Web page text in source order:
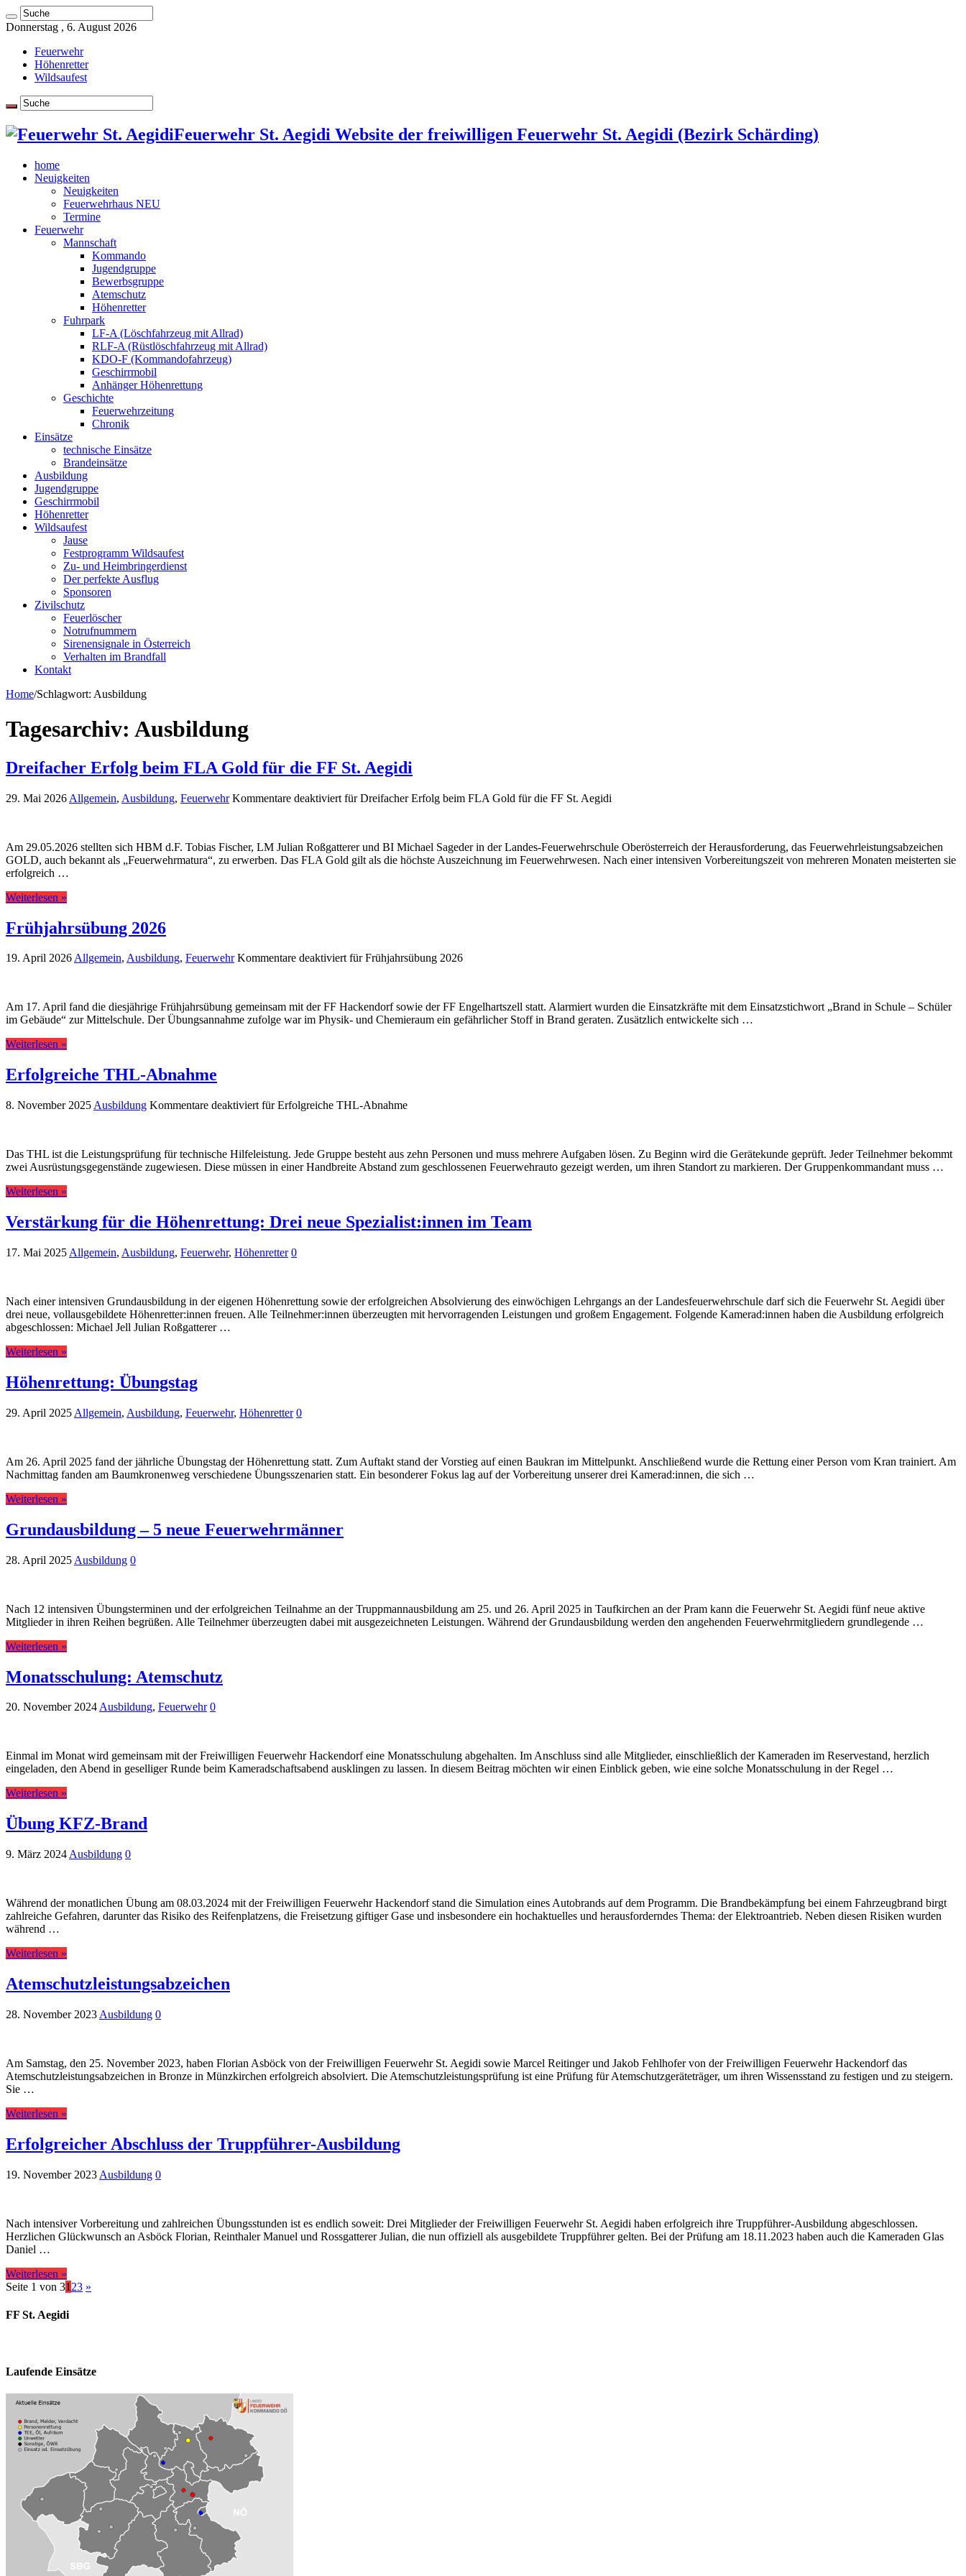
Donnerstag , 6. August 2026
Feuerwehr
Höhenretter
Wildsaufest
Feuerwehr St. Aegidi Website der freiwilligen Feuerwehr St. Aegidi (Bezirk Schärding)
home
Neuigkeiten
Neuigkeiten
Feuerwehrhaus NEU
Termine
Feuerwehr
Mannschaft
Kommando
Jugendgruppe
Bewerbsgruppe
Atemschutz
Höhenretter
Fuhrpark
LF-A (Löschfahrzeug mit Allrad)
RLF-A (Rüstlöschfahrzeug mit Allrad)
KDO-F (Kommandofahrzeug)
Geschirrmobil
Anhänger Höhenrettung
Geschichte
Feuerwehrzeitung
Chronik
Einsätze
technische Einsätze
Brandeinsätze
Ausbildung
Jugendgruppe
Geschirrmobil
Höhenretter
Wildsaufest
Jause
Festprogramm Wildsaufest
Zu- und Heimbringerdienst
Der perfekte Ausflug
Sponsoren
Zivilschutz
Feuerlöscher
Notrufnummern
Sirenensignale in Österreich
Verhalten im Brandfall
Kontakt
Home/Schlagwort: Ausbildung
Tagesarchiv: Ausbildung
Dreifacher Erfolg beim FLA Gold für die FF St. Aegidi
29. Mai 2026 Allgemein, Ausbildung, Feuerwehr Kommentare deaktiviert für Dreifacher Erfolg beim FLA Gold für die FF St. Aegidi
Am 29.05.2026 stellten sich HBM d.F. Tobias Fischer, LM Julian Roßgatterer und BI Michael Sageder in der Landes-Feuerwehrschule Oberösterreich der Herausforderung, das Feuerwehrleistungsabzeichen
GOLD, auch bekannt als „Feuerwehrmatura“, zu erwerben. Das FLA Gold gilt als die höchste Auszeichnung im Feuerwehrwesen. Nach einer intensiven Vorbereitungszeit von mehreren Monaten meisterten sie
erfolgreich …
Weiterlesen »
Frühjahrsübung 2026
19. April 2026Allgemein, Ausbildung, Feuerwehr Kommentare deaktiviertfür Frühjahrsübung 2026
Am 17. April fand die diesjährige Frühjahrsübung gemeinsam mit der FF Hackendorf sowie der FF Engelhartszell statt. Alarmiert wurden die Einsatzkräfte mit dem Einsatzstichwort „Brand in Schule – Schüler
im Gebäude“ zur Mittelschule. Der Übungsannahme zufolge war im Physik- und Chemieraum ein gefährlicher Stoff in Brand geraten. Zusätzlich entwickelte sich …
Weiterlesen »
Erfolgreiche THL-Abnahme
8. November 2025 Ausbildung Kommentare deaktiviert für Erfolgreiche THL-Abnahme
Das THL ist die Leistungsprüfung für technische Hilfeleistung. Jede Gruppe besteht aus zehn Personen und muss mehrere Aufgaben lösen. Zu Beginn wird die Gerätekunde geprüft. Jeder Teilnehmer bekommt
zwei Ausrüstungsgegenstände zugewiesen. Diese müssen in einer Handbreite Abstand zum geschlossenen Feuerwehrauto gezeigt werden, um ihren Standort zu markieren. Der Gruppenkommandant muss …
Weiterlesen »
Verstärkung für die Höhenrettung: Drei neue Spezialist:innen im Team
17. Mai 2025 Allgemein, Ausbildung, Feuerwehr, Höhenretter 0
Nach einer intensiven Grundausbildung in der eigenen Höhenrettung sowie der erfolgreichen Absolvierung des einwöchigen Lehrgangs an der Landesfeuerwehrschule darf sich die Feuerwehr St. Aegidi über
drei neue, vollausgebildete Höhenretter:innen freuen. Alle Teilnehmer:innen überzeugten mit hervorragenden Leistungen und großem Engagement. Folgende Kamerad:innen haben die Ausbildung erfolgreich
abgeschlossen: Michael Jell Julian Roßgatterer …
Weiterlesen »
Höhenrettung: Übungstag
29. April 2025 Allgemein, Ausbildung, Feuerwehr, Höhenretter 0
Am 26. April 2025 fand der jährliche Übungstag der Höhenrettung statt. Zum Auftakt stand der Vorstieg auf einen Baukran im Mittelpunkt. Anschließend wurde die Rettung einer Person vom Kran trainiert. Am
Nachmittag fanden am Baumkronenweg verschiedene Übungsszenarien statt. Ein besonderer Fokus lag auf der Vorbereitung unserer drei Kamerad:innen, die sich …
Weiterlesen »
Grundausbildung – 5 neue Feuerwehrmänner
28. April 2025 Ausbildung 0
Nach 12 intensiven Übungsterminen und der erfolgreichen Teilnahme an der Truppmannausbildung am 25. und 26. April 2025 in Taufkirchen an der Pram kann die Feuerwehr St. Aegidi fünf neue aktive
Mitglieder in ihren Reihen begrüßen. Alle Teilnehmer überzeugten dabei mit ausgezeichneten Leistungen. Während der Grundausbildung werden den angehenden Feuerwehrmitgliedern grundlegende …
Weiterlesen »
Monatsschulung: Atemschutz
20. November 2024Ausbildung, Feuerwehr 0
Einmal im Monat wird gemeinsam mit der Freiwilligen Feuerwehr Hackendorf eine Monatsschulung abgehalten. Im Anschluss sind alle Mitglieder, einschließlich der Kameraden im Reservestand, herzlich
eingeladen, den Abend in geselliger Runde beim Kameradschaftsabend ausklingen zu lassen. In diesem Beitrag möchten wir einen Einblick geben, wie eine solche Monatsschulung in der Regel …
Weiterlesen »
Übung KFZ-Brand
9. März 2024 Ausbildung 0
Während der monatlichen Übung am 08.03.2024 mit der Freiwilligen Feuerwehr Hackendorf stand die Simulation eines Autobrands auf dem Programm. Die Brandbekämpfung bei einem Fahrzeugbrand birgt
zahlreiche Gefahren, darunter das Risiko des Reifenplatzens, die Freisetzung giftiger Gase und insbesondere ein hochaktuelles und herausforderndes Thema: der Elektroantrieb. Neben diesen Risiken wurden
während …
Weiterlesen »
Atemschutzleistungsabzeichen
28. November 2023 Ausbildung 0
Am Samstag, den 25. November 2023, haben Florian Asböck von der Freiwilligen Feuerwehr St. Aegidi sowie Marcel Reitinger und Jakob Fehlhofer von der Freiwilligen Feuerwehr Hackendorf das
Atemschutzleistungsabzeichen in Bronze in Münzkirchen erfolgreich absolviert. Die Atemschutzleistungsprüfung ist eine Prüfung für Atemschutzgeräteträger, um ihren Wissensstand zu festigen und zu steigern.
Sie …
Weiterlesen »
Erfolgreicher Abschluss der Truppführer-Ausbildung
19. November 2023 Ausbildung 0
Nach intensiver Vorbereitung und zahlreichen Übungsstunden ist es endlich soweit: Drei Mitglieder der Freiwilligen Feuerwehr St. Aegidi haben erfolgreich ihre Truppführer-Ausbildung abgeschlossen.
Herzlichen Glückwunsch an Asböck Florian, Reinthaler Manuel und Rossgatterer Julian, die nun offiziell als ausgebildete Truppführer gelten. Bei der Prüfung am 18.11.2023 haben auch die Kameraden Glas
Daniel …
Weiterlesen »
Seite 1 von 31 23 »
FF St. Aegidi
Laufende Einsätze